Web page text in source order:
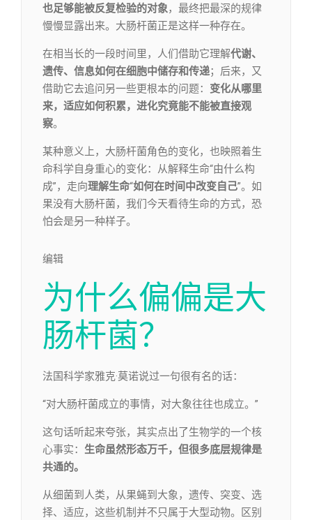
也足够能被反复检验的对象，最终把最深的规律
慢慢显露出来。大肠杆菌正是这样一种存在。
在相当长的一段时间里，人们借助它理解代谢、
遗传、信息如何在细胞中储存和传递；后来，又
借助它去追问另一些更根本的问题： 变化从哪里
来，适应如何积累，进化究竟能不能被直接观
察。
某种意义上，大肠杆菌角色的变化，也映照着生
命科学自身重心的变化：从解释生命“由什么构
成”，走向理解生命“如何在时间中改变自己”。如
果没有大肠杆菌，我们今天看待生命的方式，恐
怕会是另一种样子。
编辑​
为什么偏偏是大
肠杆菌？
法国科学家雅克·莫诺说过一句很有名的话：
“对大肠杆菌成立的事情，对大象往往也成立。”
这句话听起来夸张，其实点出了生物学的一个核
心事实： 生命虽然形态万千，但很多底层规律是
共通的。
从细菌到人类，从果蝇到大象，遗传、突变、选
择、适应，这些机制并不只属于大型动物。区别